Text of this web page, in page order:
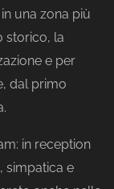
una zona più
storico, la
e per
dal primo
in reception
simpatica e